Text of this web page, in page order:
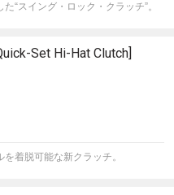
“スイング・ロック・クラッチ”。
Set Hi-Hat Clutch]
着脱可能な新クラッチ。